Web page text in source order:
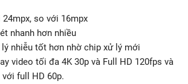
so với 16mpx
nhanh hơn nhiều
lý nhiễu tốt hơn nhờ chip xử lý mới
video tối đa 4K 30p và Full HD 120fps và
full HD 60p.